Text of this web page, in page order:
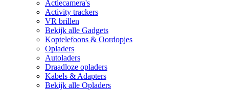
Actiecamera's
Activity trackers
VR brillen
Bekijk alle Gadgets
Koptelefoons & Oordopjes
Opladers
Autoladers
Draadloze opladers
Kabels & Adapters
Bekijk alle Opladers